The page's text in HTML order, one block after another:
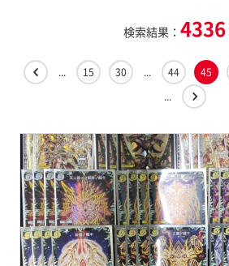
検索結果： 4336
... 15 30 ... 44 45
...